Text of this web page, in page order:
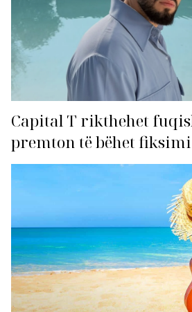
Capital T rikthehet
premton të bëhet